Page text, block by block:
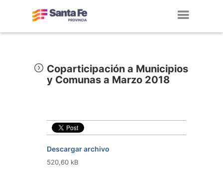
Coparticipación a Municipios
y Comunas a Marzo 2018
Descargar archivo
520,60 kB